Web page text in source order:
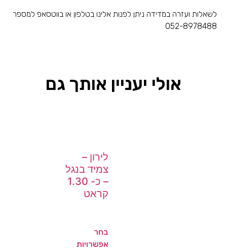
לשאלות ועזרה במדידה ניתן לפנות אלינו בטלפון או בווטסאפ למספר
052-8978488
אולי יעניין אותך גם
לירון –
צמיד בנגל
– כ- 1.30
קראט
בחר
אפשרויות